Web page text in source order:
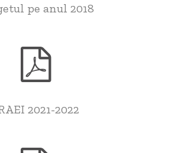
pe anul 2018
2021-2022